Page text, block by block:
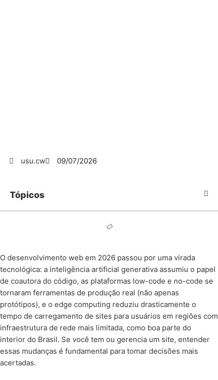
usu.cw 09/07/2026
Tópicos
O desenvolvimento web em 2026 passou por uma virada
tecnológica: a inteligência artificial generativa assumiu o papel
de coautora do código, as plataformas low-code e no-code se
tornaram ferramentas de produção real (não apenas
protótipos), e o edge computing reduziu drasticamente o
tempo de carregamento de sites para usuários em regiões com
infraestrutura de rede mais limitada, como boa parte do
interior do Brasil. Se você tem ou gerencia um site, entender
essas mudanças é fundamental para tomar decisões mais
acertadas.